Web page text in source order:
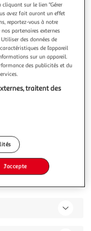
Rouge
Linxor de 5
adapté aux
résistante et rigide
et dures, comme
du balai est de 32
Ajouter au panier
Ajouter à une liste
sur le lien "Gérer
avez fait auront un effet
reportez-vous à notre
partenaires externes
des données de
de l’appareil
sur un appareil.
des publicités et du
traitent des
J'accepte